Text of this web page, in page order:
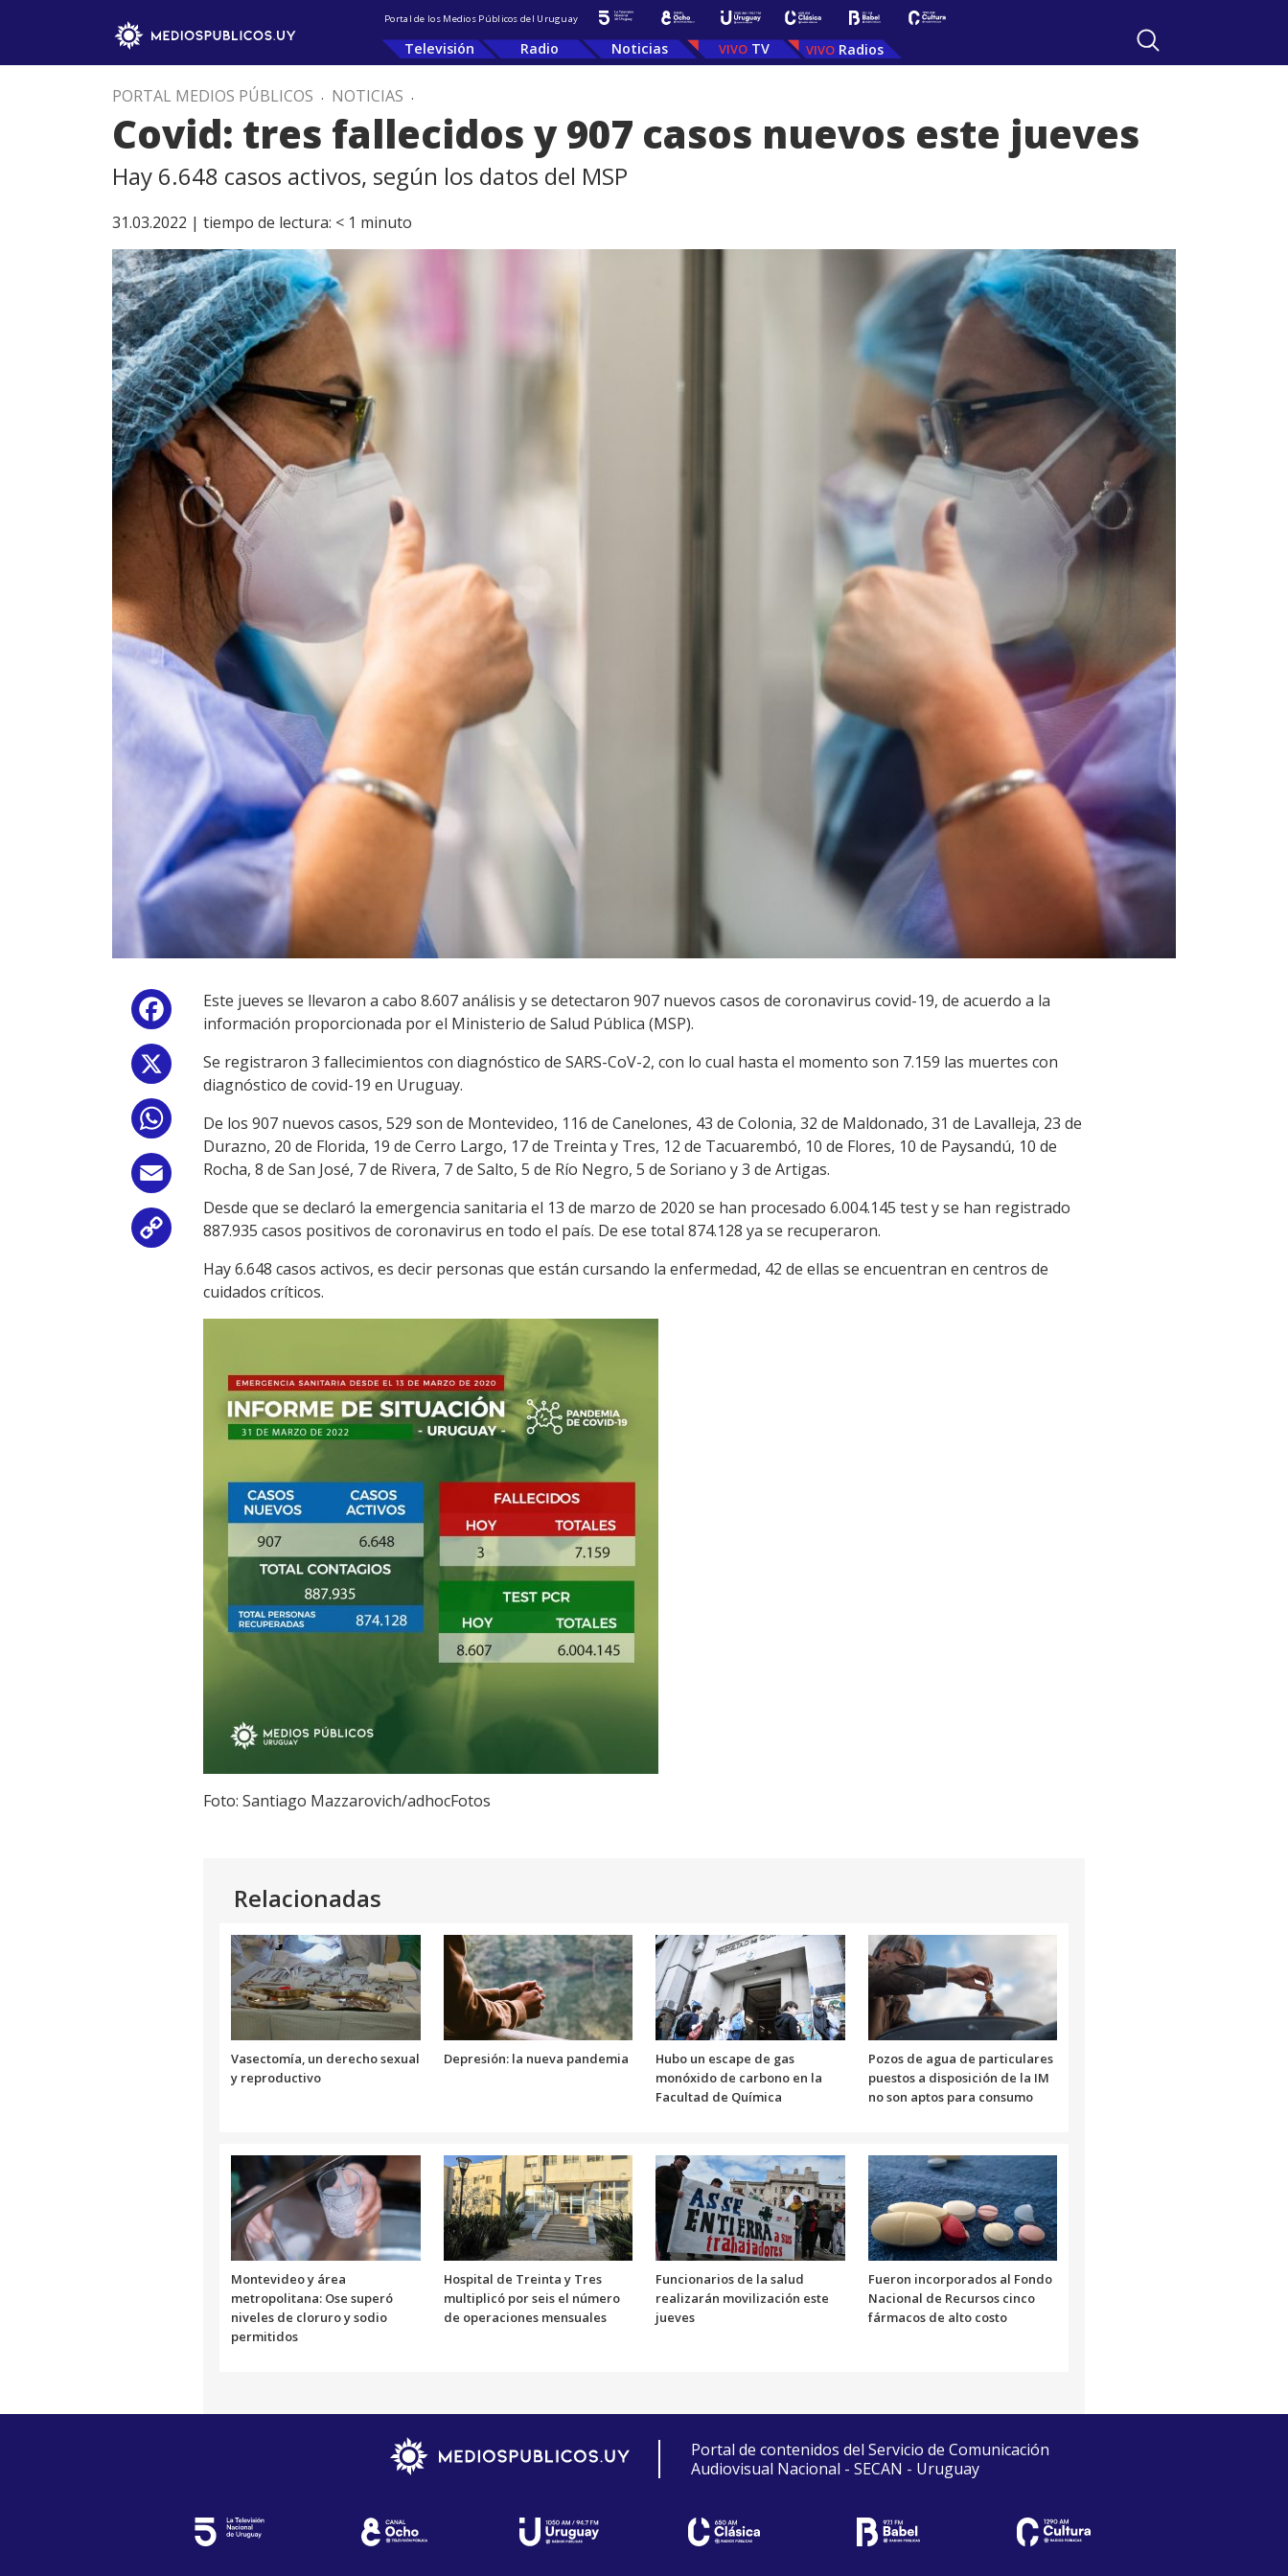
Portal de los Medios Públicos del Uruguay
Televisión Radio Noticias TV Radios
PORTAL MEDIOS PÚBLICOS . NOTICIAS .
Covid: tres fallecidos y 907 casos nuevos este jueves
Hay 6.648 casos activos, según los datos del MSP
31.03.2022 | tiempo de lectura: < 1 minuto
Facebook
WhatsApp
Email
Copy
Link
Este jueves se llevaron a cabo 8.607 análisis y se detectaron 907 nuevos casos de coronavirus covid-19, de acuerdo a la
información proporcionada por el Ministerio de Salud Pública (MSP).
Se registraron 3 fallecimientos con diagnóstico de SARS-CoV-2, con lo cual hasta el momento son 7.159 las muertes con
diagnóstico de covid-19 en Uruguay.
De los 907 nuevos casos, 529 son de Montevideo, 116 de Canelones, 43 de Colonia, 32 de Maldonado, 31 de Lavalleja, 23 de
Durazno, 20 de Florida, 19 de Cerro Largo, 17 de Treinta y Tres, 12 de Tacuarembó, 10 de Flores, 10 de Paysandú, 10 de
Rocha, 8 de San José, 7 de Rivera, 7 de Salto, 5 de Río Negro, 5 de Soriano y 3 de Artigas.
Desde que se declaró la emergencia sanitaria el 13 de marzo de 2020 se han procesado 6.004.145 test y se han registrado
887.935 casos positivos de coronavirus en todo el país. De ese total 874.128 ya se recuperaron.
Hay 6.648 casos activos, es decir personas que están cursando la enfermedad, 42 de ellas se encuentran en centros de
cuidados críticos.
Foto: Santiago Mazzarovich/adhocFotos
Relacionadas
Vasectomía, un derecho sexual
y reproductivo
Depresión: la nueva pandemia
Hubo un escape de gas
monóxido de carbono en la
Facultad de Química
Pozos de agua de particulares
puestos a disposición de la IM
no son aptos para consumo
Montevideo y área
metropolitana: Ose superó
niveles de cloruro y sodio
permitidos
Hospital de Treinta y Tres
multiplicó por seis el número
de operaciones mensuales
Funcionarios de la salud
realizarán movilización este
jueves
Fueron incorporados al Fondo
Nacional de Recursos cinco
fármacos de alto costo
Portal de contenidos del Servicio de Comunicación
Audiovisual Nacional - SECAN - Uruguay